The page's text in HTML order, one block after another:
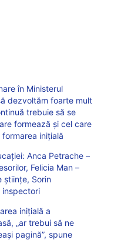
în Ministerul
dezvoltăm foarte mult
trebuie să se
formează și cel care
inițială
Anca Petrache –
Felicia Man –
științe, Sorin
inspectori
inițială a
„ar trebui să ne
pagină”, spune